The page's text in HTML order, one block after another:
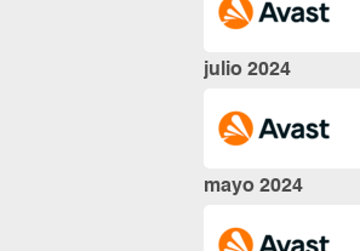
julio 2024
mayo 2024